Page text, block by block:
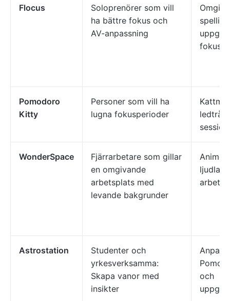
Flocus
Soloprenörer som vill
ha bättre fokus och
AV-anpassning
Pomodoro
Kitty
Personer som vill ha
lugna fokusperioder
WonderSpace
Fjärrarbetare som gillar
en omgivande
arbetsplats med
levande bakgrunder
Astrostation
Studenter och
yrkesverksamma:
Skapa vanor med
insikter
och